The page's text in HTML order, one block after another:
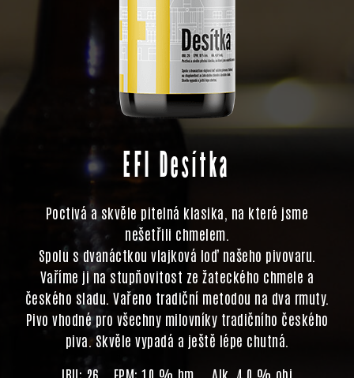
EFI Desítka
Poctivá a skvěle pitelná klasika, na které jsme
nešetřili chmelem.
Spolu s dvanáctkou vlajková loď našeho pivovaru.
Vaříme ji na stupňovitost ze žateckého chmele a
českého sladu. Vařeno tradiční metodou na dva rmuty.
Pivo vhodné pro všechny milovníky tradičního českého
piva. Skvěle vypadá a ještě lépe chutná.